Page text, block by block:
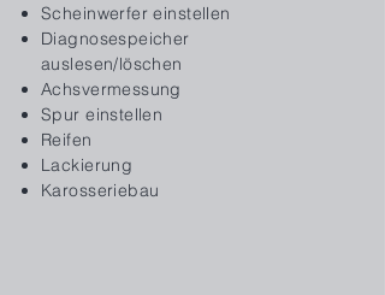
Scheinwerfer einstellen
Diagnosespeicher
auslesen/löschen
Achsvermessung
Spur einstellen
Reifen
Lackierung
Karosseriebau